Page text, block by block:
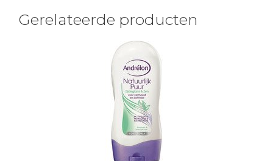
Gerelateerde producten